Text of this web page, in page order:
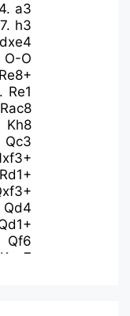
4. a3
7. h3
dxe4
O-O
Re8+
Re1
Rac8
Kh8
Qc3
Rd1+
Qd4
Qf6
Kxg7